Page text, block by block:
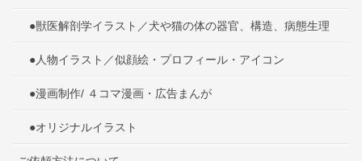
●獣医解剖学イラスト／犬や猫の体の器官、構造、病態生理
●人物イラスト／似顔絵・プロフィール・アイコン
●漫画制作/ ４コマ漫画・広告まんが
●オリジナルイラスト